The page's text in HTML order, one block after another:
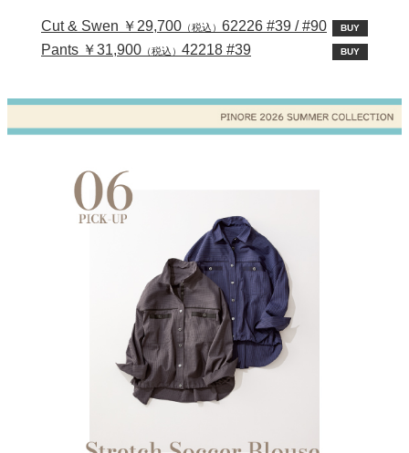
Cut & Swen ￥29,700 （税込） 62226 #39 / #90 BUY
Pants ￥31,900 （税込） 42218 #39 BUY